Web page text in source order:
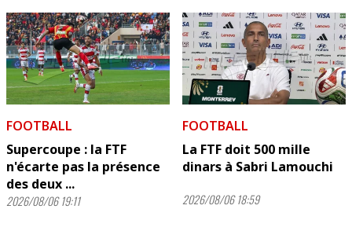
FOOTBALL
Supercoupe : la FTF
n'écarte pas la présence
des deux ...
2026/08/06 19:11
FOOTBALL
La FTF doit 500 mille
dinars à Sabri Lamouchi
2026/08/06 18:59